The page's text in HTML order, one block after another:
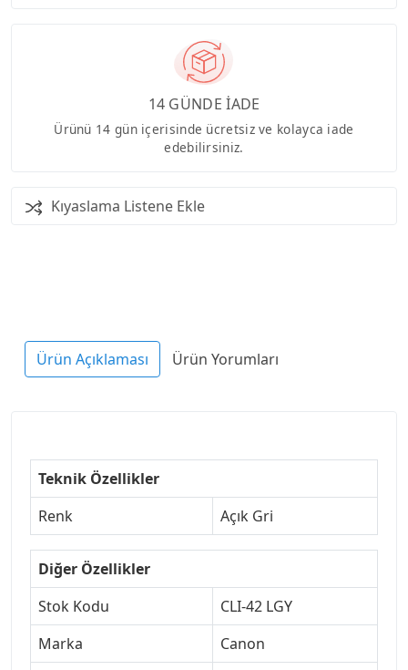
14 GÜNDE İADE
Ürünü 14 gün içerisinde ücretsiz ve kolayca iade
edebilirsiniz.
Kıyaslama Listene Ekle
Ürün Açıklaması Ürün Yorumları
Teknik Özellikler
Renk
Açık Gri
Diğer Özellikler
Stok Kodu
CLI-42 LGY
Marka
Canon